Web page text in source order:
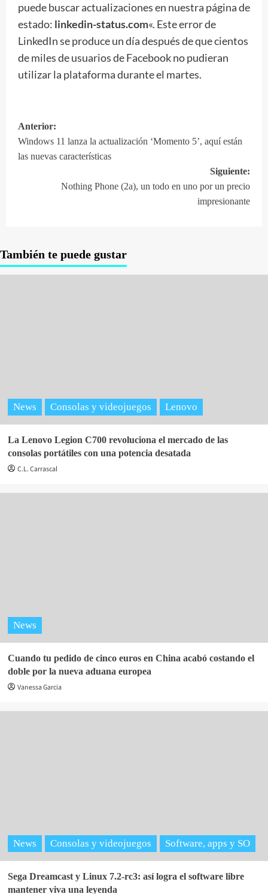
puede buscar actualizaciones en nuestra página de
estado: linkedin-status.com«. Este error de
LinkedIn se produce un día después de que cientos
de miles de usuarios de Facebook no pudieran
utilizar la plataforma durante el martes.
Navegación
de
Anterior:
Windows 11 lanza la actualización ‘Momento 5’, aquí están
las nuevas características
Siguiente:
Nothing Phone (2a), un todo en uno por un precio
impresionante
También te puede gustar
News Consolas y videojuegos Lenovo
La Lenovo Legion C700 revoluciona el mercado de las
consolas portátiles con una potencia desatada
C.L. Carrascal
News
Cuando tu pedido de cinco euros en China acabó costando el
doble por la nueva aduana europea
Vanessa Garcia
News Consolas y videojuegos Software, apps y SO
Sega Dreamcast y Linux 7.2-rc3: así logra el software libre
mantener viva una leyenda